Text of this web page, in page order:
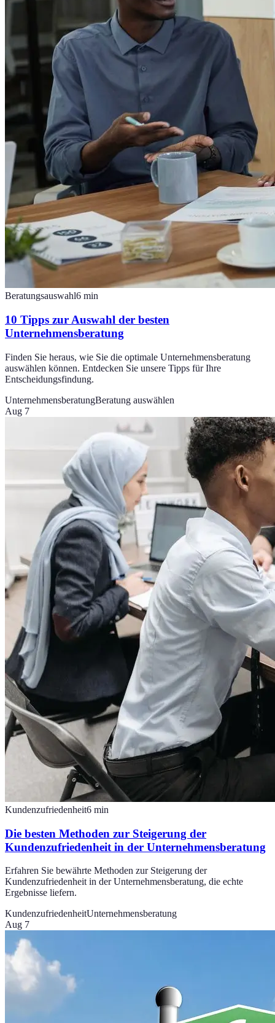
Beratungsauswahl6 min
10 Tipps zur Auswahl der besten
Unternehmensberatung
Finden Sie heraus, wie Sie die optimale Unternehmensberatung
auswählen können. Entdecken Sie unsere Tipps für Ihre
Entscheidungsfindung.
UnternehmensberatungBeratung auswählen
Aug 7
Kundenzufriedenheit6 min
Die besten Methoden zur Steigerung der
Kundenzufriedenheit in der Unternehmensberatung
Erfahren Sie bewährte Methoden zur Steigerung der
Kundenzufriedenheit in der Unternehmensberatung, die echte
Ergebnisse liefern.
KundenzufriedenheitUnternehmensberatung
Aug 7